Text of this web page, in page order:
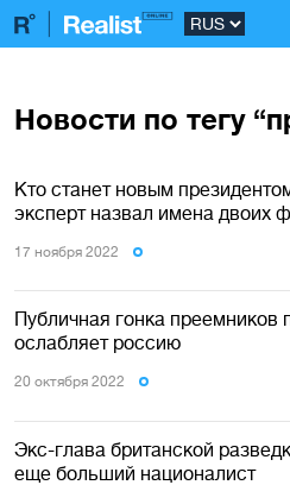
Новости по тегу
Кто станет новым
эксперт назвал имена двоих
17 ноября 2022
Публичная гонка преемников
ослабляет россию
20 октября 2022
Экс-глава британской
еще больший националист